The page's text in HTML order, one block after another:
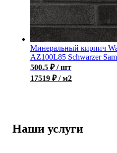
Минеральный кирпич
AZ100L85 Schwarzer
500.5 ₽ / шт
17519 ₽ / м2
Наши услуги